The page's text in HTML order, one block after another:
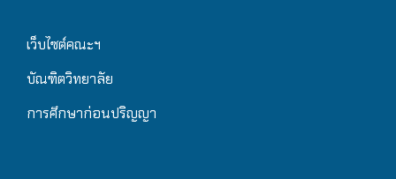
เว็บไซต์คณะฯ
บัณฑิตวิทยาลัย
การศึกษาก่อนปริญญา